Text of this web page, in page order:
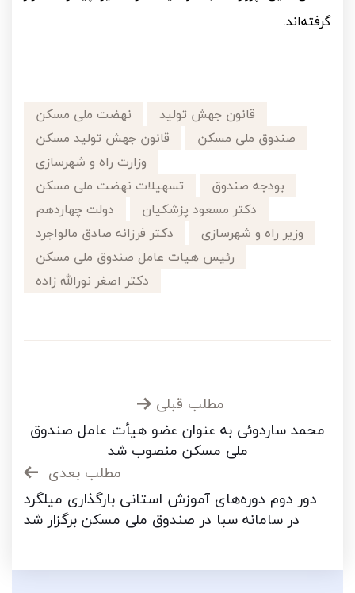
گرفته‌اند.
نهضت ملی مسکن
قانون جهش تولید
قانون جهش تولید مسکن
صندوق ملی مسکن
وزارت راه و شهرسازی
تسهیلات نهضت ملی مسکن
بودجه صندوق
دولت چهاردهم
دکتر مسعود پزشکیان
دکتر فرزانه صادق مالواجرد
وزیر راه و شهرسازی
رئیس هیات عامل صندوق ملی مسکن
دکتر اصغر نورالله زاده
مطلب قبلی
محمد ساردوئی به عنوان عضو هیأت عامل صندوق
ملی مسکن منصوب شد
مطلب بعدی
دور دوم دوره‌های آموزش استانی بارگذاری میلگرد
در سامانه سبا در صندوق ملی مسکن برگزار شد